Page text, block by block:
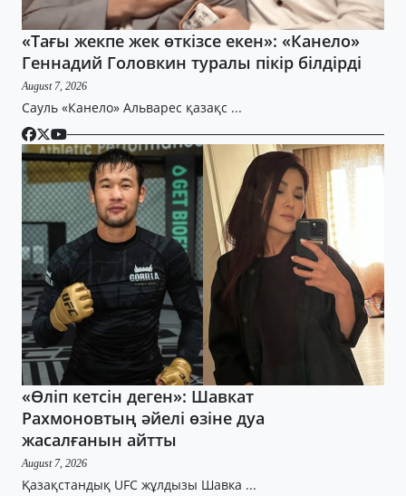
«Тағы жекпе жек өткізсе екен»: «Канело»
Геннадий Головкин туралы пікір білдірді
August 7, 2026
Сауль «Канело» Альварес қазақс ...
«Өліп кетсін деген»: Шавкат
Рахмоновтың әйелі өзіне дуа
жасалғанын айтты
August 7, 2026
Қазақстандық UFC жұлдызы Шавка ...